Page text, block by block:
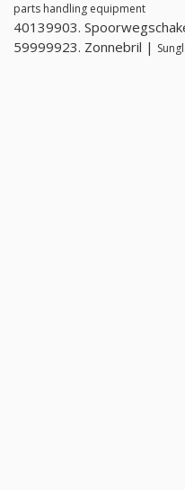
parts handling equipment
40139903.
59999923. Zonnebril |